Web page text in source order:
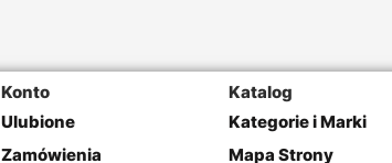
Konto
Ulubione
Zamówienia
Katalog
Kategorie i Marki
Mapa Strony